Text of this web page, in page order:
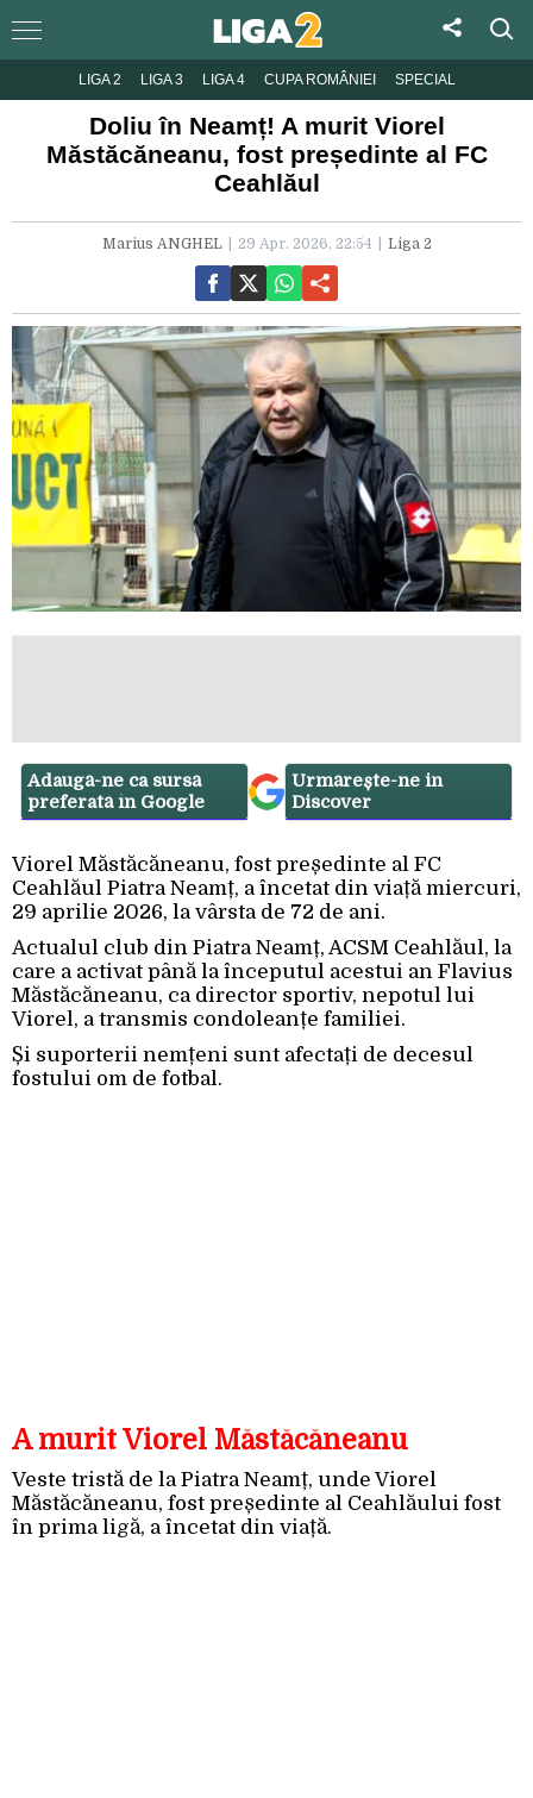
LIGA 2 LIGA 3 LIGA 4 CUPA ROMÂNIEI SPECIAL
Doliu în Neamț! A murit Viorel
Măstăcăneanu, fost președinte al FC
Ceahlăul
Marius ANGHEL 29 Apr. 2026, 22:54 Liga 2
Adaugă-ne ca sursă
preferată în Google
Urmărește-ne in
Discover
Viorel Măstăcăneanu, fost președinte al FC
Ceahlăul Piatra Neamț, a încetat din viață miercuri,
29 aprilie 2026, la vârsta de 72 de ani.
Actualul club din Piatra Neamț, ACSM Ceahlăul, la
care a activat până la începutul acestui an Flavius
Măstăcăneanu, ca director sportiv, nepotul lui
Viorel, a transmis condoleanțe familiei.
Și suporterii nemțeni sunt afectați de decesul
fostului om de fotbal.
A murit Viorel Măstăcăneanu
Veste tristă de la Piatra Neamț, unde Viorel
Măstăcăneanu, fost președinte al Ceahlăului fost
în prima ligă, a încetat din viață.